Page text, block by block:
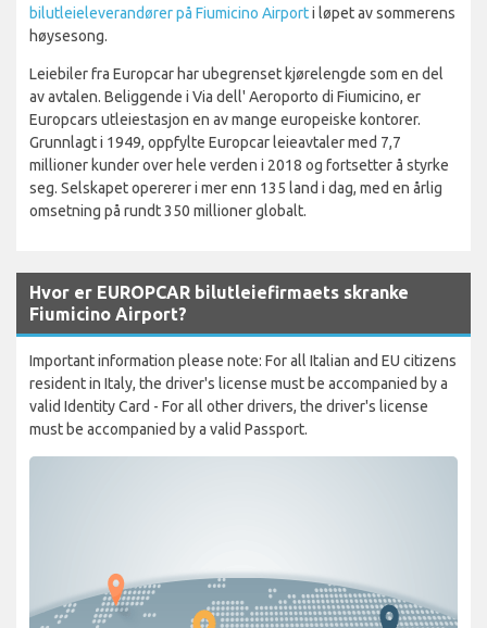
bilutleieleverandører på Fiumicino Airporti løpet av sommerens
høysesong.
Leiebiler fra Europcar har ubegrenset kjørelengde som en del
av avtalen. Beliggende i Via dell' Aeroporto di Fiumicino, er
Europcars utleiestasjon en av mange europeiske kontorer.
Grunnlagt i 1949, oppfylte Europcar leieavtaler med 7,7
millioner kunder over hele verden i 2018 og fortsetter å styrke
seg. Selskapet opererer i mer enn 135 land i dag, med en årlig
omsetning på rundt 350 millioner globalt.
Hvor er EUROPCAR bilutleiefirmaets skranke
Fiumicino Airport?
Important information please note: For all Italian and EU citizens
resident in Italy, the driver's license must be accompanied by a
valid Identity Card - For all other drivers, the driver's license
must be accompanied by a valid Passport.